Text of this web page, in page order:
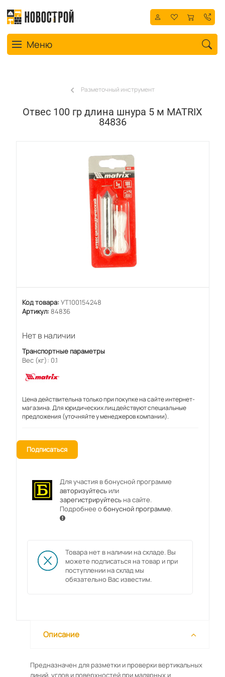
Toggle navigation
Меню
Разметочный инструмент
Отвес 100 гр длина шнура 5 м MATRIX
84836
Код товара: УТ100154248
Артикул: 84836
Нет в наличии
Транспортные параметры
Вес (кг): 0.1
Цена действительна только при покупке на сайте интернет-
магазина. Для юридических лиц действуют специальные
предложения (уточняйте у менеджеров компании).
Подписаться
Для участия в бонусной программе
авторизуйтесьили
зарегистрируйтесьна сайте.
Подробнее обонусной программе.
Товара нет в наличии на складе. Вы
можете подписаться на товар и при
поступлении на склад мы
обязательно Вас известим.
Описание
Предназначен для разметки и проверки вертикальных
линий, углов и поверхностей при малярных и